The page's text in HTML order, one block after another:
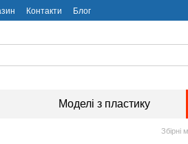
Контакти Блог
Моделі з пластику
Збірні